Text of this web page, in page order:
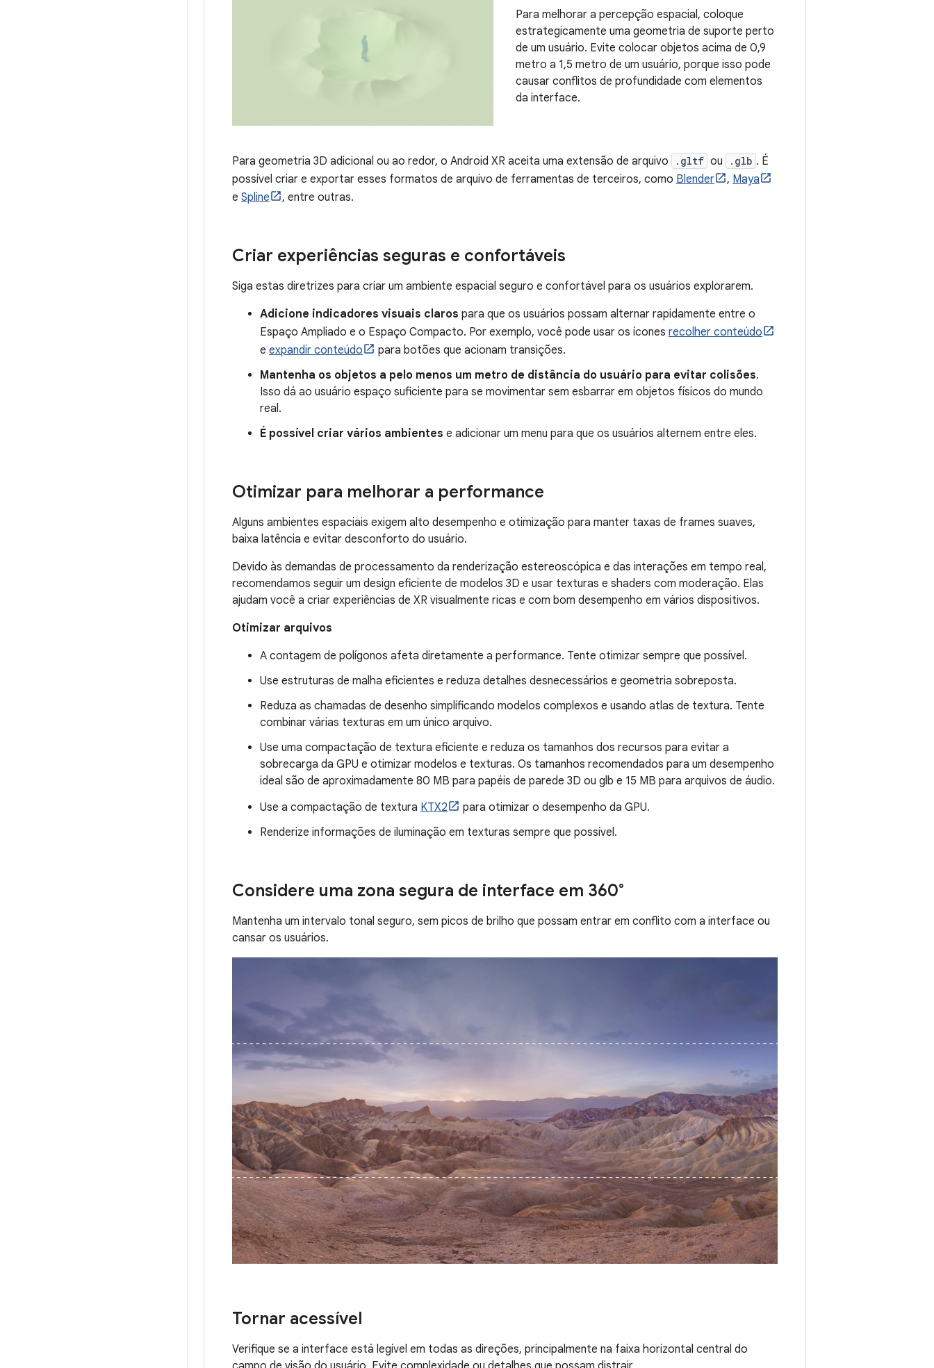
Para melhorar a percepção espacial, coloque
estrategicamente uma geometria de suporte perto
de um usuário. Evite colocar objetos acima de 0,9
metro a 1,5 metro de um usuário, porque isso pode
causar conflitos de profundidade com elementos
da interface.
Para geometria 3D adicional ou ao redor, o Android XR aceita uma extensão de arquivo .gltf ou .glb . É
possível criar e exportar esses formatos de arquivo de ferramentas de terceiros, como Blender , Maya
e Spline , entre outras.
Criar experiências seguras e confortáveis
Siga estas diretrizes para criar um ambiente espacial seguro e confortável para os usuários explorarem.
Adicione indicadores visuais claros para que os usuários possam alternar rapidamente entre o
Espaço Ampliado e o Espaço Compacto. Por exemplo, você pode usar os ícones recolher conteúdo
e expandir conteúdo
para botões que acionam transições.
Mantenha os objetos a pelo menos um metro de distância do usuário para evitar colisões.
Isso dá ao usuário espaço suficiente para se movimentar sem esbarrar em objetos físicos do mundo
real.
É possível criar vários ambientes e adicionar um menu para que os usuários alternem entre eles.
Otimizar para melhorar a performance
Alguns ambientes espaciais exigem alto desempenho e otimização para manter taxas de frames suaves,
baixa latência e evitar desconforto do usuário.
Devido às demandas de processamento da renderização estereoscópica e das interações em tempo real,
recomendamos seguir um design eficiente de modelos 3D e usar texturas e shaders com moderação. Elas
ajudam você a criar experiências de XR visualmente ricas e com bom desempenho em vários dispositivos.
Otimizar arquivos
A contagem de polígonos afeta diretamente a performance. Tente otimizar sempre que possível.
Use estruturas de malha eficientes e reduza detalhes desnecessários e geometria sobreposta.
Reduza as chamadas de desenho simplificando modelos complexos e usando atlas de textura. Tente
combinar várias texturas em um único arquivo.
Use uma compactação de textura eficiente e reduza os tamanhos dos recursos para evitar a
sobrecarga da GPU e otimizar modelos e texturas. Os tamanhos recomendados para um desempenho
ideal são de aproximadamente 80 MB para papéis de parede 3D ou glb e 15 MB para arquivos de áudio.
Use a compactação de textura KTX2
para otimizar o desempenho da GPU.
Renderize informações de iluminação em texturas sempre que possível.
Considere uma zona segura de interface em 360°
Mantenha um intervalo tonal seguro, sem picos de brilho que possam entrar em conflito com a interface ou
cansar os usuários.
Tornar acessível
Verifique se a interface está legível em todas as direções, principalmente na faixa horizontal central do